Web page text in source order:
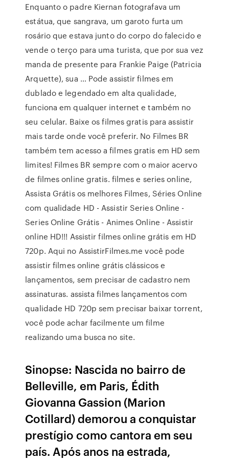
Enquanto o padre Kiernan fotografava um
estátua, que sangrava, um garoto furta um
rosário que estava junto do corpo do falecido e
vende o terço para uma turista, que por sua vez
manda de presente para Frankie Paige (Patricia
Arquette), sua … Pode assistir filmes em
dublado e legendado em alta qualidade,
funciona em qualquer internet e também no
seu celular. Baixe os filmes gratis para assistir
mais tarde onde você preferir. No Filmes BR
também tem acesso a filmes gratis em HD sem
limites! Filmes BR sempre com o maior acervo
de filmes online gratis. filmes e series online,
Assista Grátis os melhores Filmes, Séries Online
com qualidade HD - Assistir Series Online -
Series Online Grátis - Animes Online - Assistir
online HD!!! Assistir filmes online grátis em HD
720p. Aqui no AssistirFilmes.me você pode
assistir filmes online grátis clássicos e
lançamentos, sem precisar de cadastro nem
assinaturas. assista filmes lançamentos com
qualidade HD 720p sem precisar baixar torrent,
você pode achar facilmente um filme
realizando uma busca no site.
Sinopse: Nascida no bairro de
Belleville, em Paris, Édith
Giovanna Gassion (Marion
Cotillard) demorou a conquistar
prestígio como cantora em seu
país. Após anos na estrada,